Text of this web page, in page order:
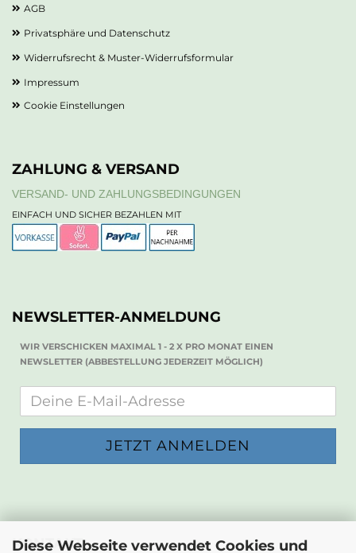
Diese Webseite verwendet Cookies und
AGB
Privatsphäre und Datenschutz
Widerrufsrecht & Muster-Widerrufsformular
Impressum
Cookie Einstellungen
ZAHLUNG & VERSAND
VERSAND- UND ZAHLUNGSBEDINGUNGEN
EINFACH UND SICHER BEZAHLEN MIT
NEWSLETTER-ANMELDUNG
WIR VERSCHICKEN MAXIMAL 1 - 2 X PRO MONAT EINEN
NEWSLETTER (ABBESTELLUNG JEDERZEIT MÖGLICH)
KONTAKT